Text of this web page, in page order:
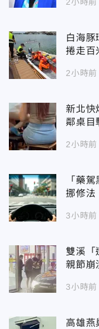
白海豚
捲走
2小時前
新北快
鄰桌目
2小時前
「藥
挪修法
3小時前
雙溪「
親節崩
3小時前
高雄燕